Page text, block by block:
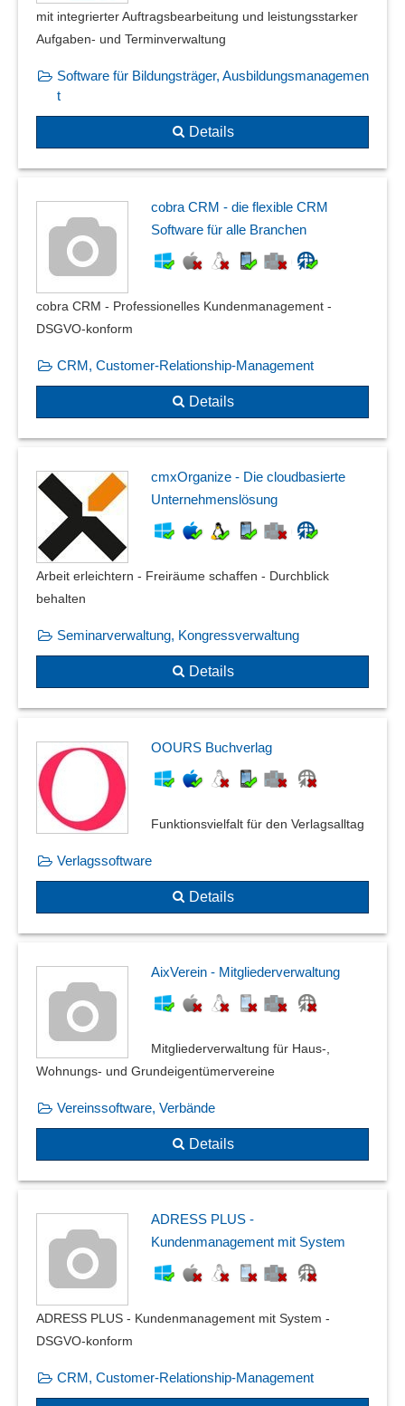
SIP-Unterstützung
Sprachmailboxen
Telefonanlage
Telefonaufnahme-Funktionen
Telefonverwaltung
Teleselling
Testfunktionen
Umleitung der Anrufe
Unified Messaging
verpasste Anrufe
Verschiedene Wählweisen
Voice-Over-IP (VoIP)
Wahlwiederholung
Warteschlangenmanagement
mit integrierter Auftragsbearbeitung und leistungsstarker
Aufgaben- und Terminverwaltung
Software für Bildungsträger, Ausbildungsmanagemen
t
Details
cobra CRM - die flexible CRM
Software für alle Branchen
cobra CRM - Professionelles Kundenmanagement -
DSGVO-konform
CRM, Customer-Relationship-Management
Details
cmxOrganize - Die cloudbasierte
Unternehmenslösung
Arbeit erleichtern - Freiräume schaffen - Durchblick
behalten
Seminarverwaltung, Kongressverwaltung
Details
OOURS Buchverlag
Funktionsvielfalt für den Verlagsalltag
Verlagssoftware
Details
AixVerein - Mitgliederverwaltung
Mitgliederverwaltung für Haus-,
Wohnungs- und Grundeigentümervereine
Vereinssoftware, Verbände
Details
ADRESS PLUS -
Kundenmanagement mit System
ADRESS PLUS - Kundenmanagement mit System -
DSGVO-konform
CRM, Customer-Relationship-Management